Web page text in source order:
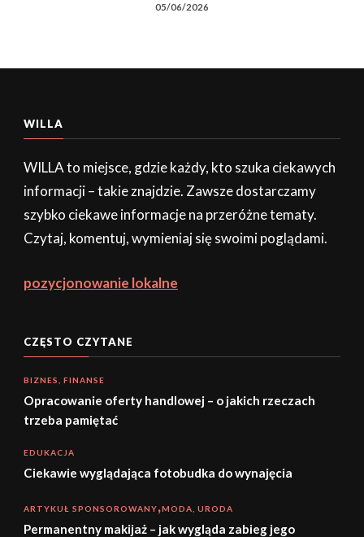
05/06/2026
WILLA
WILLA to miejsce, gdzie każdy, kto szuka ciekawych
informacji – takie znajdzie. Zawsze dostarczamy
szybko ciekawe informacje na przeróżne tematy.
Czytaj, komentuj, wymieniaj się swoimi poglądami.
pozycjonowanie lokalne
CZĘSTO CZYTANE
BIZNES, FINANSE
Opracowanie oferty handlowej – o jakich rzeczach
trzeba pamiętać
EDUKACJA
Ciekawie wyglądająca fotobudka do wynajęcia
ARTYKUŁ SPONSOROWANY MODA, URODA
Permanentny makijaż – jak wygląda zabieg jego